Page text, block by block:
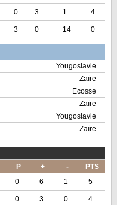
0 3 1 4
3 0 14 0
Yougoslavie
Zaïre
Ecosse
Zaïre
Yougoslavie
Zaïre
P + -
PTS
0 6 1 5
0 3 0 4